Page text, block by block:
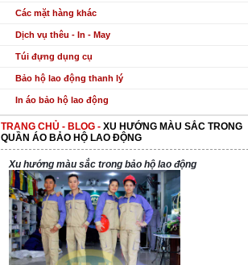
Các mặt hàng khác
Dịch vụ thêu - In - May
Túi đựng dụng cụ
Bảo hộ lao động thanh lý
In áo bảo hộ lao động
TRANG CHỦ - BLOG - XU HƯỚNG MÀU SẮC TRONG
QUẦN ÁO BẢO HỘ LAO ĐỘNG
Xu hướng màu sắc trong bảo hộ lao động